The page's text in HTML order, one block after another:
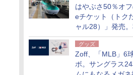
はやぶさ50％オ
eチケット（トク
ャル28）」発売
分、えきねっと限
グッズ
Zoff、「MLB」6
ボ。サングラス